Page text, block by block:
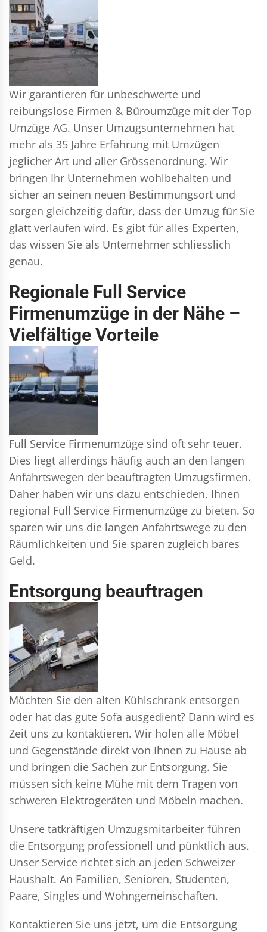
Wir garantieren für unbeschwerte und
reibungslose Firmen & Büroumzüge mit der Top
Umzüge AG. Unser Umzugsunternehmen hat
mehr als 35 Jahre Erfahrung mit Umzügen
jeglicher Art und aller Grössenordnung. Wir
bringen Ihr Unternehmen wohlbehalten und
sicher an seinen neuen Bestimmungsort und
sorgen gleichzeitig dafür, dass der Umzug für Sie
glatt verlaufen wird. Es gibt für alles Experten,
das wissen Sie als Unternehmer schliesslich
genau.
Regionale Full Service
Firmenumzüge in der Nähe –
Vielfältige Vorteile
Full Service Firmenumzüge sind oft sehr teuer.
Dies liegt allerdings häufig auch an den langen
Anfahrtswegen der beauftragten Umzugsfirmen.
Daher haben wir uns dazu entschieden, Ihnen
regional Full Service Firmenumzüge zu bieten. So
sparen wir uns die langen Anfahrtswege zu den
Räumlichkeiten und Sie sparen zugleich bares
Geld.
Entsorgung beauftragen
Möchten Sie den alten Kühlschrank entsorgen
oder hat das gute Sofa ausgedient? Dann wird es
Zeit uns zu kontaktieren. Wir holen alle Möbel
und Gegenstände direkt von Ihnen zu Hause ab
und bringen die Sachen zur Entsorgung. Sie
müssen sich keine Mühe mit dem Tragen von
schweren Elektrogeräten und Möbeln machen.
Unsere tatkräftigen Umzugsmitarbeiter führen
die Entsorgung professionell und pünktlich aus.
Unser Service richtet sich an jeden Schweizer
Haushalt. An Familien, Senioren, Studenten,
Paare, Singles und Wohngemeinschaften.
Kontaktieren Sie uns jetzt, um die Entsorgung